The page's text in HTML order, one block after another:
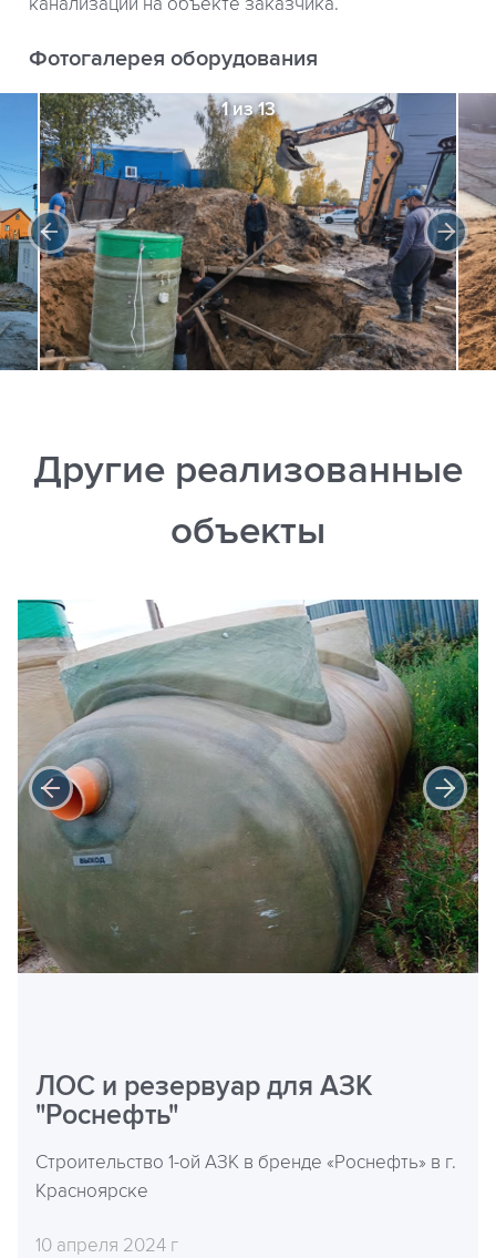
канализации на объекте заказчика.
Фотогалерея оборудования
1 из 13
Другие реализованные
объекты
ЛОС и резервуар для АЗК
"Роснефть"
Строительство 1-ой АЗК в бренде «Роснефть» в г.
Красноярске
10 апреля 2024 г